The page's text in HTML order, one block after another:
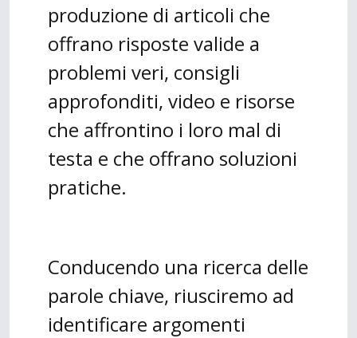
produzione di articoli che
offrano risposte valide a
problemi veri, consigli
approfonditi, video e risorse
che affrontino i loro mal di
testa e che offrano soluzioni
pratiche.
Conducendo una ricerca delle
parole chiave, riusciremo ad
identificare argomenti